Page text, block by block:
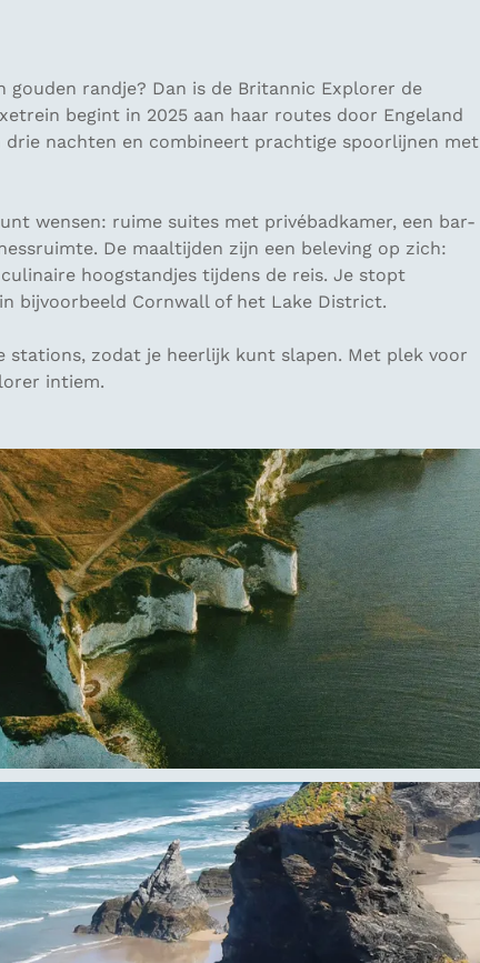
gouden randje? Dan is de Britannic Explorer de
begint in 2025 aan haar routes door Engeland
drie nachten en combineert prachtige spoorlijnen met
wensen: ruime suites met privébadkamer, een bar-
De maaltijden zijn een beleving op zich:
hoogstandjes tijdens de reis. Je stopt
bijvoorbeeld Cornwall of het Lake District.
stations, zodat je heerlijk kunt slapen. Met plek voor
intiem.